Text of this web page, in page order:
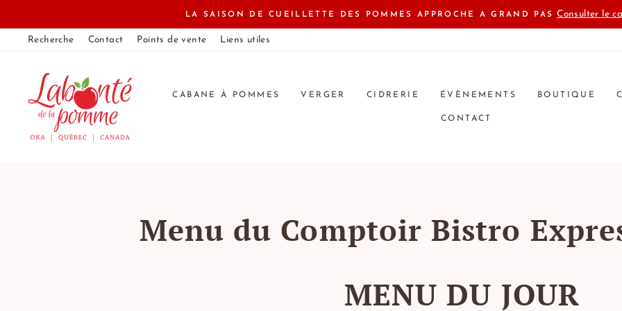
contenu
LA SAISON DE CUEILLETTE DES POMMES APPROCHE A GRAND PAS Consulter le
Recherche Contact Points de vente Liens utiles
CABANE À POMMES VERGER CIDRERIE ÉVÈNEMENTS BOUTIQUE
CONTACT
Menu du Comptoir Bistro
MENU DU JOUR